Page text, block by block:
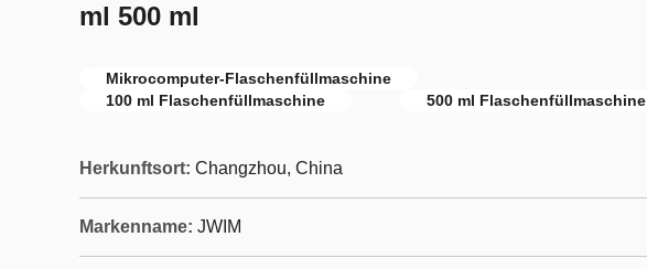
ml 500 ml
Mikrocomputer-Flaschenfüllmaschine
100 ml Flaschenfüllmaschine
500 ml Flaschenfüllmaschine
Herkunftsort: Changzhou, China
Markenname: JWIM